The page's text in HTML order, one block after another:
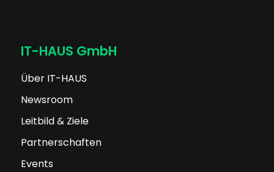
IT-HAUS GmbH
Über IT-HAUS
Newsroom
Leitbild & Ziele
Partnerschaften
Events